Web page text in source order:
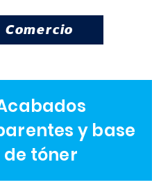
Comercio
y base
de tóner